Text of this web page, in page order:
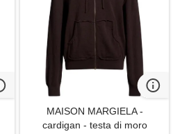
MAISON MARGIELA -
cardigan - testa di moro